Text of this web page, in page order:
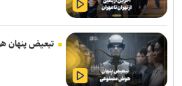
مذاکرات ایران-عمان درباره تنگه هرمز
تدوین نهایی
نشست وزیران خارجه مصر، ترکیه،
منطقه
تبعیض